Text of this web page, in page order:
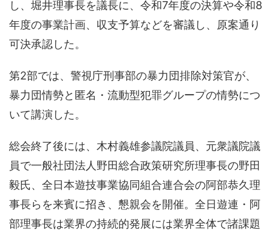
し、堀井理事長を議長に、令和7年度の決算や令和8
年度の事業計画、収支予算などを審議し、原案通り
可決承認した。
第2部では、警視庁刑事部の暴力団排除対策官が、
暴力団情勢と匿名・流動型犯罪グループの情勢につ
いて講演した。
総会終了後には、木村義雄参議院議員、元衆議院議
員で一般社団法人野田総合政策研究所理事長の野田
毅氏、全日本遊技事業協同組合連合会の阿部恭久理
事長らを来賓に招き、懇親会を開催。全日遊連・阿
部理事長は業界の持続的発展には業界全体で諸課題